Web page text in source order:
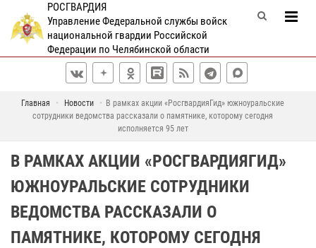
РОСГВАРДИЯ
Управление Федеральной службы войск
национальной гвардии Российской
Федерации по Челябинской области
Главная Новости
В рамках акции «РосгвардияГид» южноуральские
сотрудники ведомства рассказали о памятнике, которому сегодня
исполняется 95 лет
В РАМКАХ АКЦИИ «РОСГВАРДИЯГИД»
ЮЖНОУРАЛЬСКИЕ СОТРУДНИКИ
ВЕДОМСТВА РАССКАЗАЛИ О
ПАМЯТНИКЕ, КОТОРОМУ СЕГОДНЯ